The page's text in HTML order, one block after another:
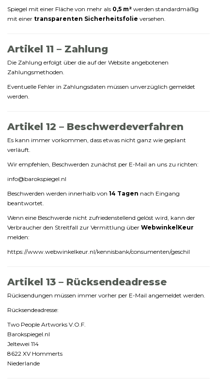
Spiegel mit einer Fläche von mehr als 0,5 m² werden standardmäßig
mit einer transparenten Sicherheitsfolie versehen.
Artikel 11 – Zahlung
Die Zahlung erfolgt über die auf der Website angebotenen
Zahlungsmethoden.
Eventuelle Fehler in Zahlungsdaten müssen unverzüglich gemeldet
werden.
Artikel 12 – Beschwerdeverfahren
Es kann immer vorkommen, dass etwas nicht ganz wie geplant
verläuft.
Wir empfehlen, Beschwerden zunächst per E-Mail an uns zu richten:
info@barokspiegel.nl
Beschwerden werden innerhalb von 14 Tagen nach Eingang
beantwortet.
Wenn eine Beschwerde nicht zufriedenstellend gelöst wird, kann der
Verbraucher den Streitfall zur Vermittlung über WebwinkelKeur
melden:
https://www.webwinkelkeur.nl/kennisbank/consumenten/geschil
Artikel 13 – Rücksendeadresse
Rücksendungen müssen immer vorher per E-Mail angemeldet werden.
Rücksendeadresse:
Two People Artworks V.O.F.
Barokspiegel.nl
Jeltewei 114
8622 XV Hommerts
Niederlande